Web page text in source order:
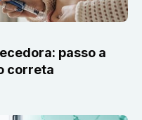
passo a
correta